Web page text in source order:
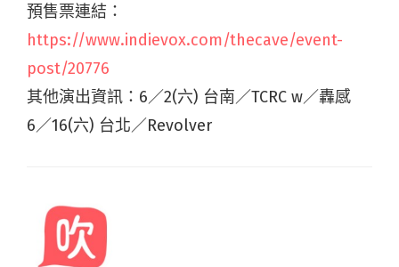
預售票連結：
https://www.indievox.com/thecave/event-
post/20776
其他演出資訊：6／2(六) 台南／TCRC w／轟感
6／16(六) 台北／Revolver